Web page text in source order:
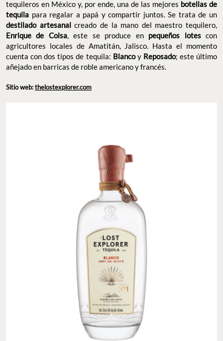
tequileros en México y, por ende, una de las mejores botellas de
tequila para regalar a papá y compartir juntos. Se trata de un
destilado artesanalcreado de la mano del maestro tequilero,
Enrique de Colsa, este se produce en pequeños lotescon
agricultores locales de Amatitán, Jalisco. Hasta el momento
cuenta con dos tipos de tequila: Blancoy Reposado; este último
añejado en barricas de roble americano y francés.
Sitio web:thelostexplorer.com